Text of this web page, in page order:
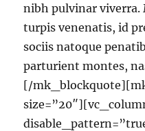
nibh pulvinar
turpis venenatis, id
sociis natoque
parturient montes,
[/